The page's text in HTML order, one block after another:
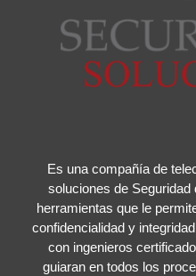
Es una compañía de
soluciones de Seguridad
herramientas que le
confidencialidad y
con ingenieros
guiaran en todos los